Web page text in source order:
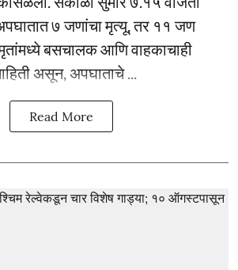
७ जणांचा मृत्यू, तर ११ जण
बसचालक आणि वाहकाचाही
असून, अपघाताचे ...
Read More